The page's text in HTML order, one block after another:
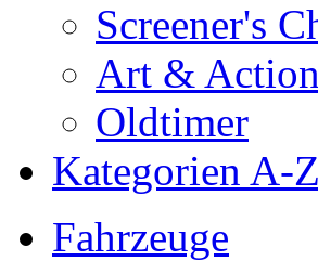
Screener's
Art &
Oldtimer
Kategorien A-Z
Fahrzeuge